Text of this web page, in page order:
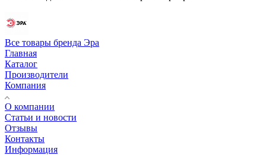
Все товары бренда Эра
Главная
Каталог
Производители
Компания
О компании
Статьи и новости
Отзывы
Контакты
Информация